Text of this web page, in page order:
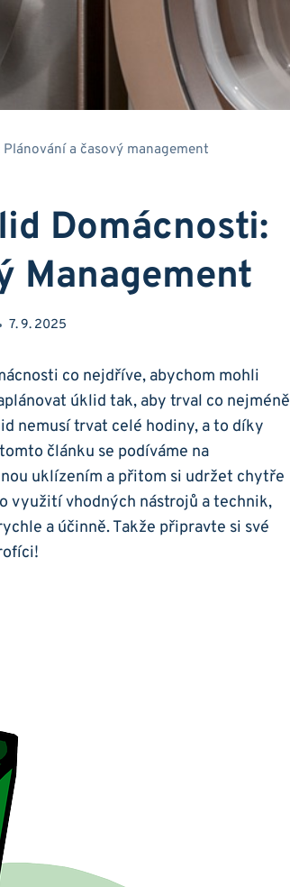
a časový management
Domácnosti:
Management
7. 9. 2025
co nejdříve, abychom mohli
úklid tak, aby trval co nejméně
nemusí trvat celé hodiny, a to díky
článku se podíváme na
uklízením a přitom si udržet chytře
využití vhodných nástrojů a technik,
a účinně. Takže připravte si své